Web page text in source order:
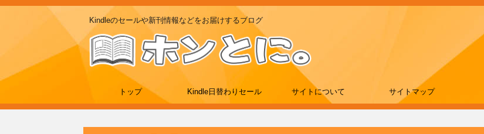
Kindleのセールや新刊情報などをお届けするブログ
トップ Kindle日替わりセール サイトについて サイトマップ